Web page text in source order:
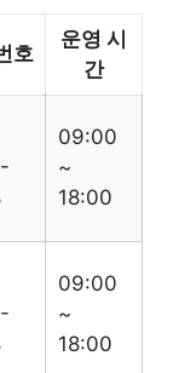
호
운영 시
간
09:00
~
18:00
09:00
~
18:00